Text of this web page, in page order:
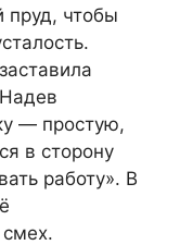
пруд, чтобы
— простую,
в сторону
работу». В